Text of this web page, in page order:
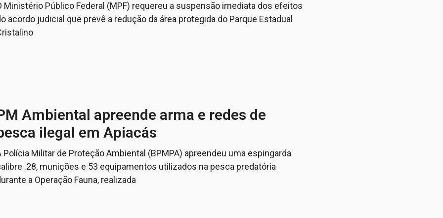
Ministério Público Federal (MPF) requereu a suspensão imediata dos efeitos
acordo judicial que prevê a redução da área protegida do Parque Estadual
Ambiental apreende arma e redes de
ilegal em Apiacás
Polícia Militar de Proteção Ambiental (BPMPA) apreendeu uma espingarda
.28, munições e 53 equipamentos utilizados na pesca predatória
a Operação Fauna, realizada